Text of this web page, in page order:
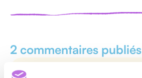
2 commentaires publiés